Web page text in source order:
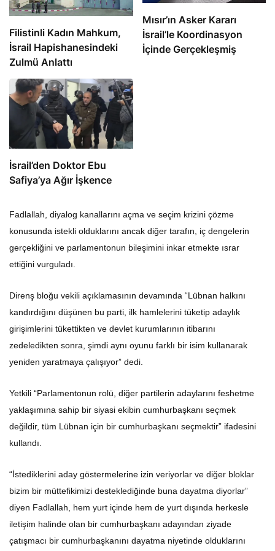
Filistinli Kadın Mahkum,
İsrail Hapishanesindeki
Zulmü Anlattı
Mısır’ın Asker Kararı
İsrail’le Koordinasyon
İçinde Gerçekleşmiş
İsrail’den Doktor Ebu
Safiya’ya Ağır İşkence
Fadlallah, diyalog kanallarını açma ve seçim krizini çözme
konusunda istekli olduklarını ancak diğer tarafın, iç dengelerin
gerçekliğini ve parlamentonun bileşimini inkar etmekte ısrar
ettiğini vurguladı.
Direnş bloğu vekili açıklamasının devamında “Lübnan halkını
kandırdığını düşünen bu parti, ilk hamlelerini tüketip adaylık
girişimlerini tükettikten ve devlet kurumlarının itibarını
zedeledikten sonra, şimdi aynı oyunu farklı bir isim kullanarak
yeniden yaratmaya çalışıyor” dedi.
Yetkili “Parlamentonun rolü, diğer partilerin adaylarını feshetme
yaklaşımına sahip bir siyasi ekibin cumhurbaşkanı seçmek
değildir, tüm Lübnan için bir cumhurbaşkanı seçmektir” ifadesini
kullandı.
“İstediklerini aday göstermelerine izin veriyorlar ve diğer bloklar
bizim bir müttefikimizi desteklediğinde buna dayatma diyorlar”
diyen Fadlallah, hem yurt içinde hem de yurt dışında herkesle
iletişim halinde olan bir cumhurbaşkanı adayından ziyade
çatışmacı bir cumhurbaşkanını dayatma niyetinde olduklarını